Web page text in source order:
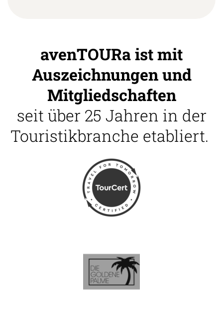
avenTOURa ist mit
Auszeichnungen und
Mitgliedschaften
seit über 25 Jahren in der
Touristikbranche etabliert.